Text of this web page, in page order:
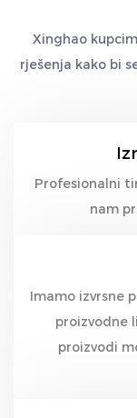
Xinghao
rješenja kako bi
Profesionalni
nam
Imamo izvrsne
proizvodne
proizvodi